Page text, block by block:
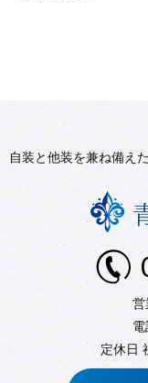
自装と他装を兼ね備え
営
電
定休日